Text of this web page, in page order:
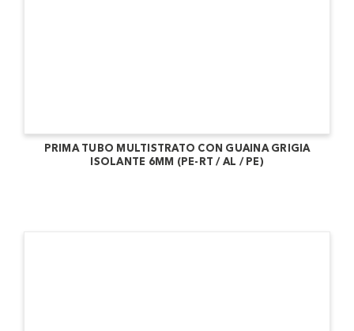
PRIMA TUBO MULTISTRATO CON GUAINA GRIGIA
ISOLANTE 6MM (PE-RT / AL / PE)